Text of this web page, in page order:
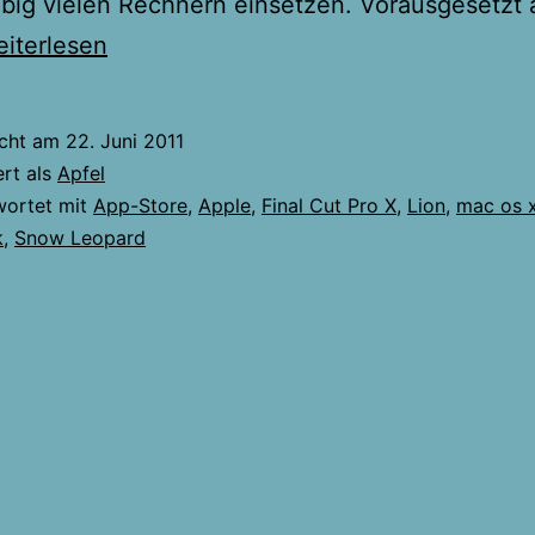
am 22. Juni 2011
als Apfel
mit App-Store, Apple, Final Cut Pro X, Lion, mac os
, Snow Leopard